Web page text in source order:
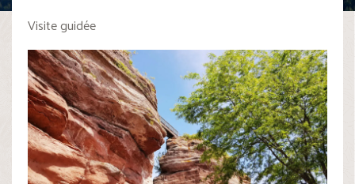
Visite guidée